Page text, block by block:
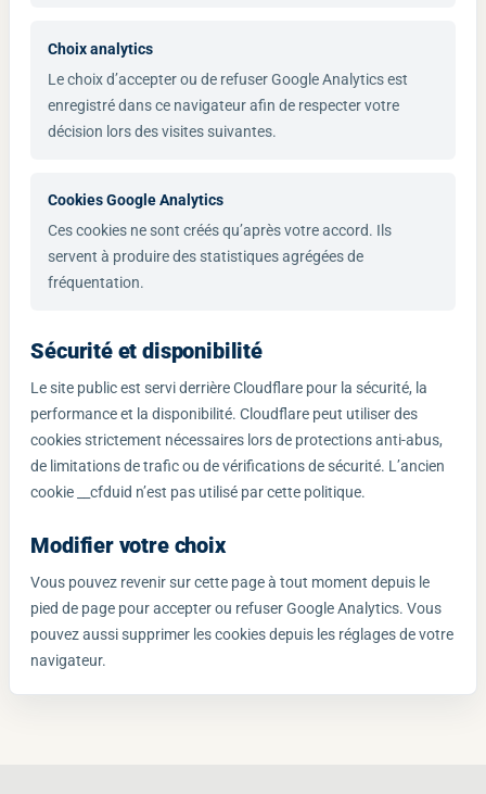
Choix analytics
Le choix d’accepter ou de refuser Google Analytics est
enregistré dans ce navigateur afin de respecter votre
décision lors des visites suivantes.
Cookies Google Analytics
Ces cookies ne sont créés qu’après votre accord. Ils
servent à produire des statistiques agrégées de
fréquentation.
Sécurité et disponibilité
Le site public est servi derrière Cloudflare pour la sécurité, la
performance et la disponibilité. Cloudflare peut utiliser des
cookies strictement nécessaires lors de protections anti-abus,
de limitations de trafic ou de vérifications de sécurité. L’ancien
cookie __cfduid n’est pas utilisé par cette politique.
Modifier votre choix
Vous pouvez revenir sur cette page à tout moment depuis le
pied de page pour accepter ou refuser Google Analytics. Vous
pouvez aussi supprimer les cookies depuis les réglages de votre
navigateur.